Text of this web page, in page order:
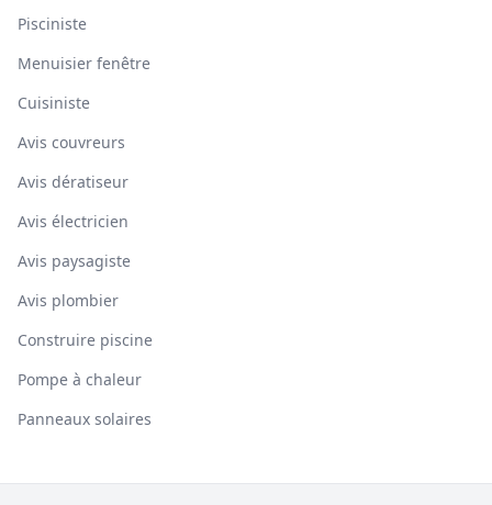
Pisciniste
Menuisier fenêtre
Cuisiniste
Avis couvreurs
Avis dératiseur
Avis électricien
Avis paysagiste
Avis plombier
Construire piscine
Pompe à chaleur
Panneaux solaires